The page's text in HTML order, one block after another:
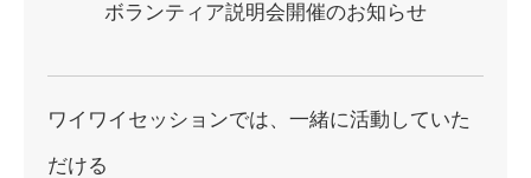
ボランティア説明会開催のお知らせ
ワイワイセッションでは、一緒に活動していた
だける